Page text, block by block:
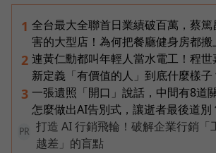
1 全台最大全聯首日業績破百萬，蔡
害的大型店！為何把餐廳健身房都搬
2 連黃仁勳都叫年輕人當水電工！程
新定義「有價值的人」到底什麼樣子
3 一張遺照「開口」說話，中間有8道
怎麼做出AI告別式，讓逝者最後道別
PR
打造 AI 行銷飛輪！破解企業行銷「
越差」的盲點